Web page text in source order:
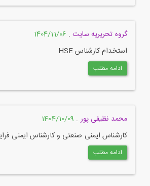
گروه تحریریه سایت.
1404/11/06
استخدام کارشناس HSE
ادامه مطلب
محمد نظیفی پور.
1404/10/09
کارشناس ایمنی صنعتی و کارشناس ایمنی فرایند
ادامه مطلب